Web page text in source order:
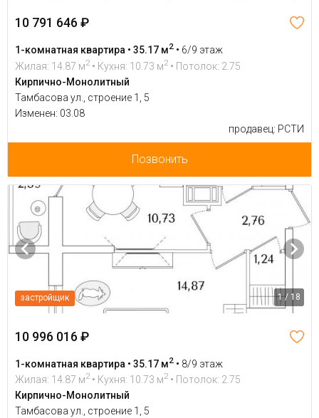
10 791 646 ₽
1-комнатная квартира • 35.17 м2 • 6/9 этаж
Жилая: 14.87 м2 • Кухня: 10.73 м2 • Потолок: 2.75
Кирпично-Монолитный
Тамбасова ул., строение 1, 5
Изменен: 03.08
продавец: РСТИ
Позвонить
застройщик 1 / 18
10 996 016 ₽
1-комнатная квартира • 35.17 м2 • 8/9 этаж
Жилая: 14.87 м2 • Кухня: 10.73 м2 • Потолок: 2.75
Кирпично-Монолитный
Тамбасова ул., строение 1, 5